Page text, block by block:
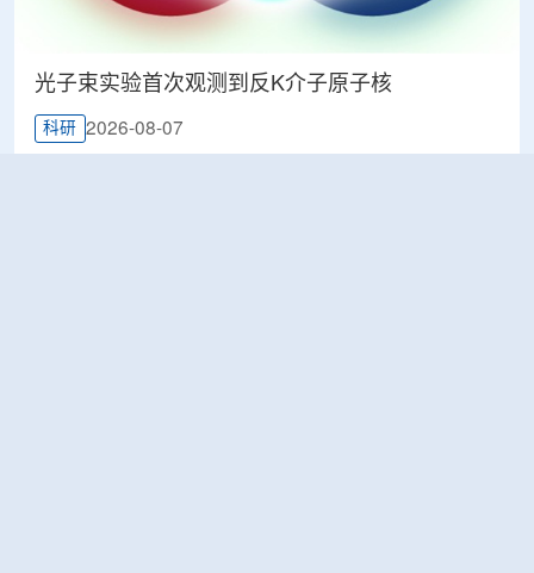
光子束实验首次观测到反K介子原子核
科研 2026-08-07